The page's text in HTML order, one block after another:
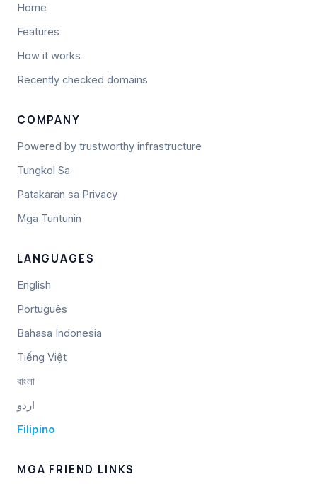
Home
Features
How it works
Recently checked domains
COMPANY
Powered by trustworthy infrastructure
Tungkol Sa
Patakaran sa Privacy
Mga Tuntunin
LANGUAGES
English
Português
Bahasa Indonesia
Tiếng Việt
বাংলা
اردو
Filipino
MGA FRIEND LINKS